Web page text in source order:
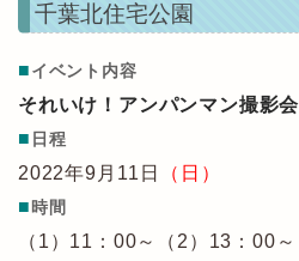
千葉北住宅公園
■イベント内容
それいけ！アンパンマン撮影会
■ 日程
2022年9月11日
（日）
■時間
（1）11：00～（2）13：00～